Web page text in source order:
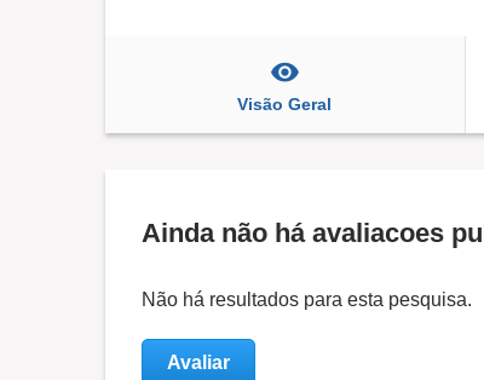
Visão Geral
Ainda não há avaliacoes
Não há resultados para esta pesquisa.
Avaliar